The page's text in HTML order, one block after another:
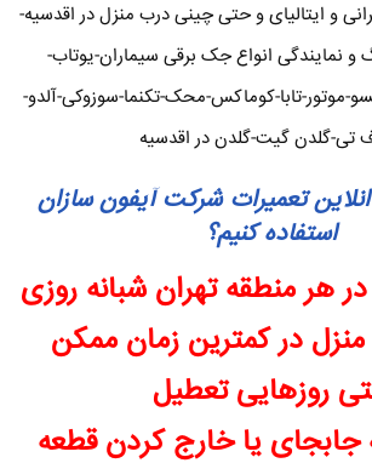
و ایتالیای و حتی چینی درب منزل در اقدسیه-
و نمایندگی انواع جک برقی سیماران-یوتاب-
موتور-تابا-کوماکس-محک-تکنما-سوزوکی-آلدو-
تی-گلدن گیت-گلدن در اقدسیه
تعمیرات شرکت آیفون سازان
استفاده کنیم؟
هر منطقه تهران شبانه روزی
در کمترین زمان ممکن
روزهایی تعطیل
جابجای یا خارج کردن قطعه